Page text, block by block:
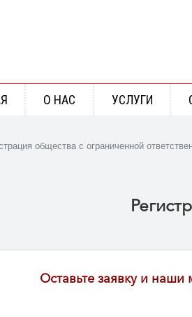
О НАС УСЛУГИ
общества с ограниченной
Оставьте заявку и